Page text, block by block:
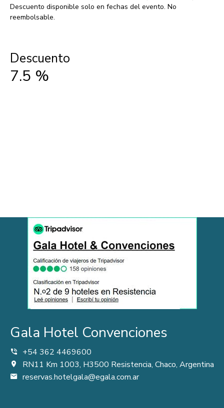
Descuento disponible solo en fechas del evento. No
reembolsable.
Descuento
7.5 %
Gala Hotel Convenciones
+54 362 4469600
RN11 Km 1003, H3500 Resistencia, Chaco, Argentina
reservas.hotelgala@egala.com.ar